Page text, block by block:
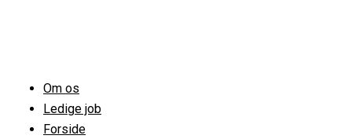
Om os
Ledige job
Forside